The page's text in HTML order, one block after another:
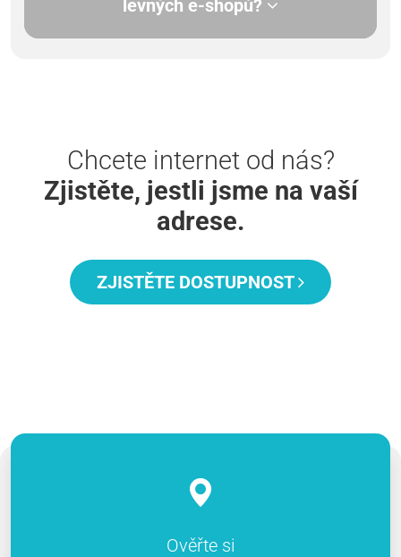
levných e-shopů?
Chcete internet od nás?
Zjistěte, jestli jsme na vaší
adrese.
ZJISTĚTE DOSTUPNOST
Ověřte si